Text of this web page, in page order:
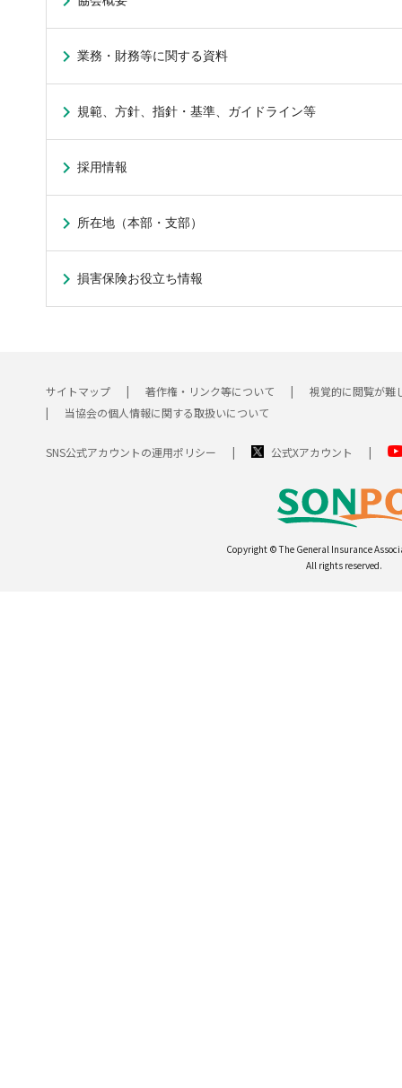
業務・財務等に関する資料
規範、方針、指針・基準、ガイドライン等
採用情報
所在地（本部・支部）
損害保険お役立ち情報
サイトマップ 著作権・リンク等について
視覚的に閲覧が難
当協会の個人情報に関する取扱いについて
SNS公式アカウントの運用ポリシー 公式Xアカウント
Copyright © The General Insurance
All rights reserved.